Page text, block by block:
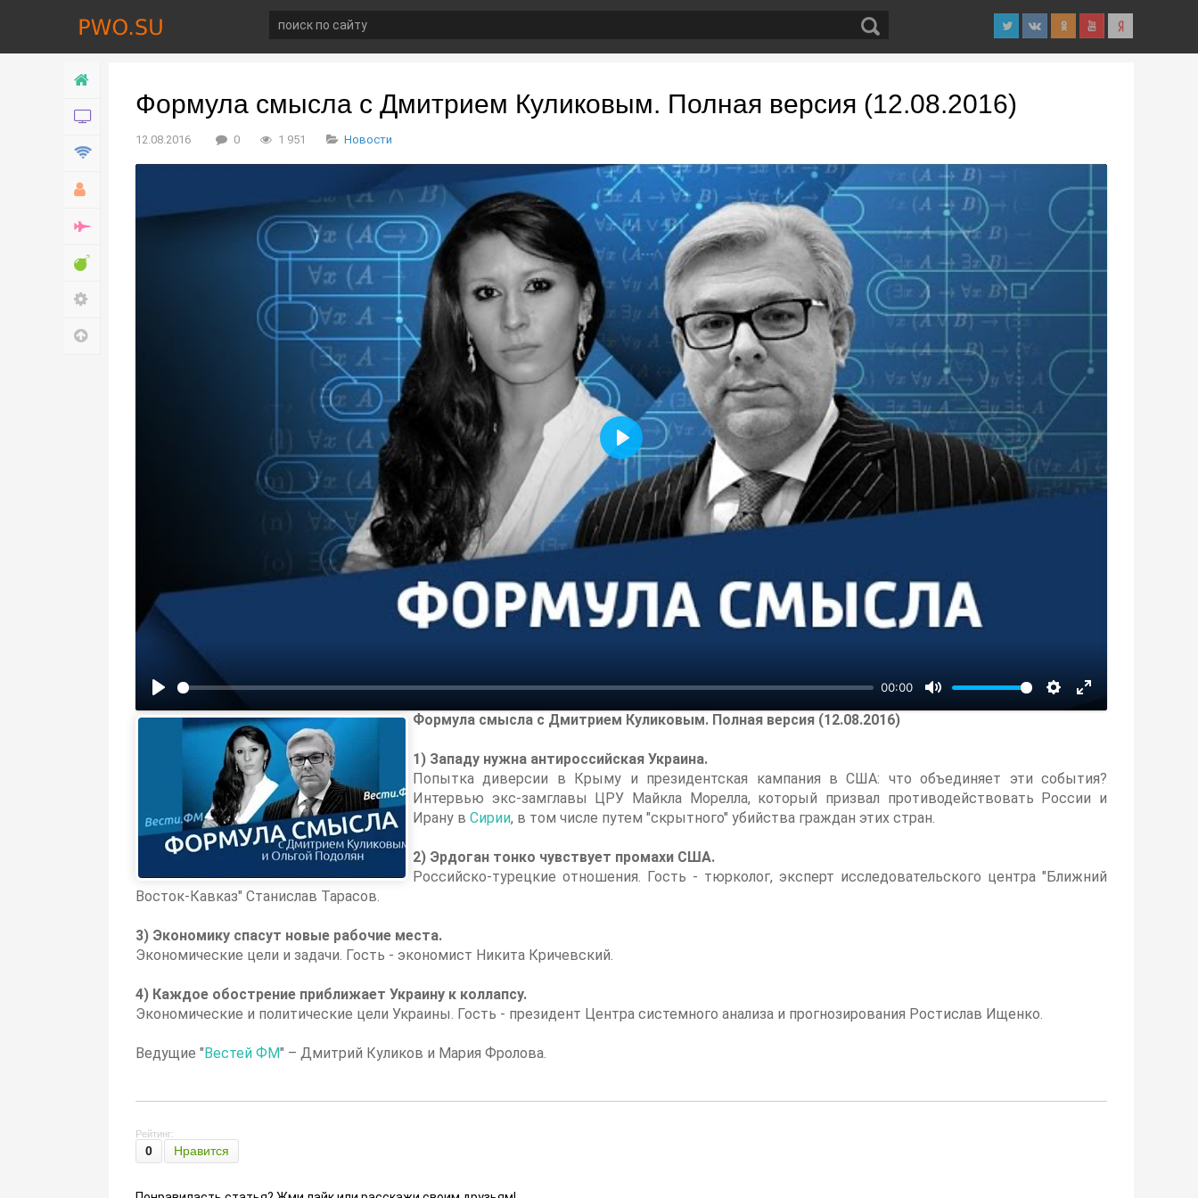
Новости
Формула смысла с Дмитрием Куликовым. Полная версия (12.08.2016)
12.08.2016 0 1 951 Новости
00:00
Воспроизвести
Формула смысла с Дмитрием Куликовым. Полная версия (12.08.2016)
1) Западу нужна антироссийская Украина.
Попытка диверсии в Крыму и президентская кампания в США: что объединяет эти события?
Интервью экс-замглавы ЦРУ Майкла Морелла, который призвал противодействовать России и
Ирану в Сирии, в том числе путем "скрытного" убийства граждан этих стран.
2) Эрдоган тонко чувствует промахи США.
Российско-турецкие отношения. Гость - тюрколог, эксперт исследовательского центра "Ближний
Восток-Кавказ" Станислав Тарасов.
3) Экономику спасут новые рабочие места.
Экономические цели и задачи. Гость - экономист Никита Кричевский.
4) Каждое обострение приближает Украину к коллапсу.
Экономические и политические цели Украины. Гость - президент Центра системного анализа и прогнозирования Ростислав Ищенко.
Ведущие "Вестей ФМ" – Дмитрий Куликов и Мария Фролова.
Рейтинг:
0 Нравится